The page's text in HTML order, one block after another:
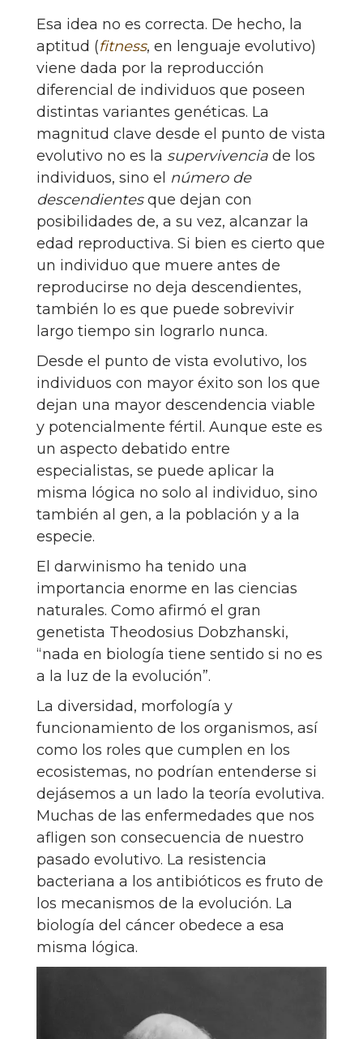
Esa idea no es correcta. De hecho, la
aptitud (fitness, en lenguaje evolutivo)
viene dada por la reproducción
diferencial de individuos que poseen
distintas variantes genéticas. La
magnitud clave desde el punto de vista
evolutivo no es la supervivencia de los
individuos, sino el número de
descendientesque dejan con
posibilidades de, a su vez, alcanzar la
edad reproductiva. Si bien es cierto que
un individuo que muere antes de
reproducirse no deja descendientes,
también lo es que puede sobrevivir
largo tiempo sin lograrlo nunca.
Desde el punto de vista evolutivo, los
individuos con mayor éxito son los que
dejan una mayor descendencia viable
y potencialmente fértil. Aunque este es
un aspecto debatido entre
especialistas, se puede aplicar la
misma lógica no solo al individuo, sino
también al gen, a la población y a la
especie.
El darwinismo ha tenido una
importancia enorme en las ciencias
naturales. Como afirmó el gran
genetista Theodosius Dobzhanski,
“nada en biología tiene sentido si no es
a la luz de la evolución”.
La diversidad, morfología y
funcionamiento de los organismos, así
como los roles que cumplen en los
ecosistemas, no podrían entenderse si
dejásemos a un lado la teoría evolutiva.
Muchas de las enfermedades que nos
afligen son consecuencia de nuestro
pasado evolutivo. La resistencia
bacteriana a los antibióticos es fruto de
los mecanismos de la evolución. La
biología del cáncer obedece a esa
misma lógica.